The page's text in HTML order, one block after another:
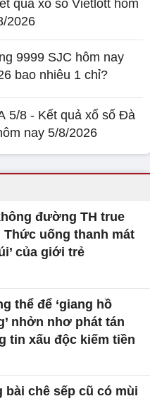
quả xổ số Vietlott hôm
2026
9999 SJC hôm nay
bao nhiêu 1 chỉ?
5/8 - Kết quả xổ số Đà
nay 5/8/2026
đường TH true
Thức uống thanh mát
của giới trẻ
thể để ‘giang hồ
nhởn nhơ phát tán
tin xấu độc kiếm tiền
bài chê sếp cũ có mùi